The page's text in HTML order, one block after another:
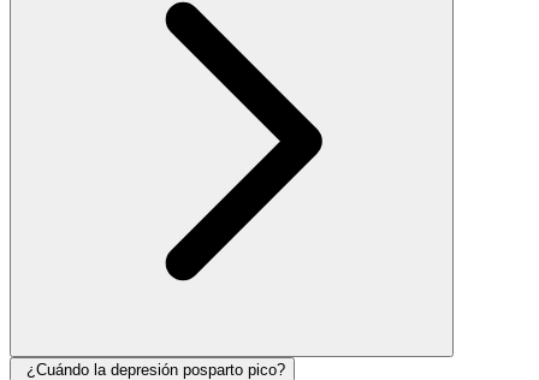
¿Cuándo la depresión posparto pico?